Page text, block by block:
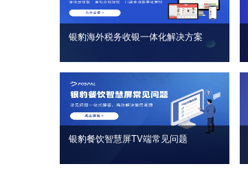
银豹海外税务收银一体化解决方案
银豹餐饮智慧屏TV端常见问题